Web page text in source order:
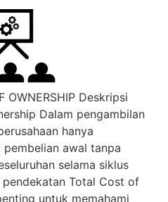
OWNERSHIP Deskripsi
Dalam pengambilan
hanya
awal tanpa
selama siklus
pendekatan Total Cost of
untuk memahami